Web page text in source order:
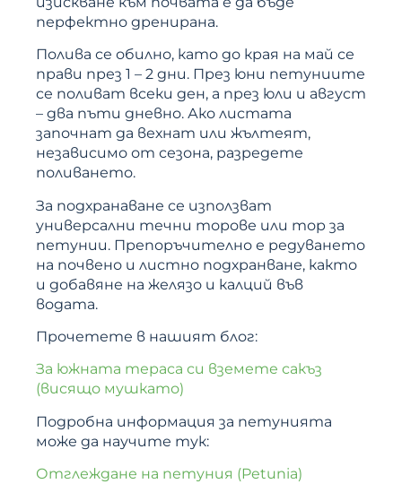
перфектно дренирана.
Полива се обилно, като до края на май се
прави през 1 – 2 дни. През юни петуниите
се поливат всеки ден, а през юли и август
– два пъти дневно. Ако листата
започнат да вехнат или жълтеят,
независимо от сезона, разредете
поливането.
За подхранаване се използват
универсални течни торове или тор за
петунии. Препоръчително е редуването
на почвено и листно подхранване, както
и добавяне на желязо и калций във
водата.
Прочетете в нашият блог:
За южната тераса си вземете сакъз
(висящо мушкато)
Подробна информация за петунията
може да научите тук:
Отглеждане на петуния (Petunia)